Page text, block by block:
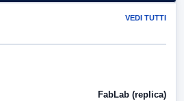
VEDI TUTTI
FabLab (replica)